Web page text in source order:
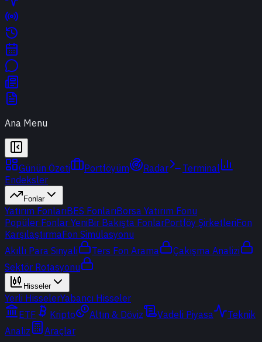
Ana Menu
Günün Özeti Portföyüm Radar
Terminal
Endeksler
Fonlar
Yatırım FonlarıBES FonlarıBorsa Yatırım Fonu
Popüler Fonlar YeniBir Bakışta FonlarPortföy ŞirketleriFon
KarşılaştırmaFon Simülasyonu
Akıllı Para Sinyali
Ters Fon Arama
Çakışma Analizi
Sektör Rotasyonu
Hisseler
Yerli HisselerYabancı Hisseler
ETF
Kripto Altın & Döviz Vadeli Piyasa
Teknik
Analiz
Araçlar